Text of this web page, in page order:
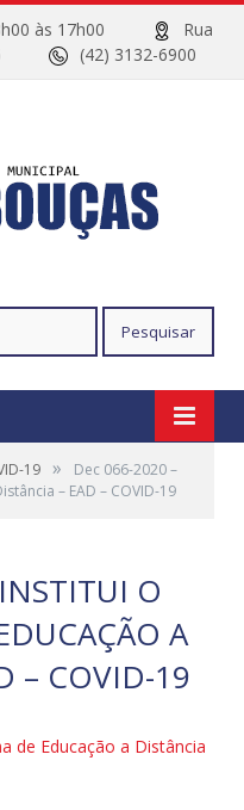
às 17h00
Rua
96
(42) 3132-6900
19 »
Dec 066-2020 –
– EAD – COVID-19
O
A
– COVID-19
de Educação a Distância